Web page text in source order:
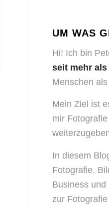
UM WAS
Hi! Ich bin
seit mehr als
Menschen
Mein Ziel ist
mir
In diesem
Fotografie,
Business und
zur Fotografie